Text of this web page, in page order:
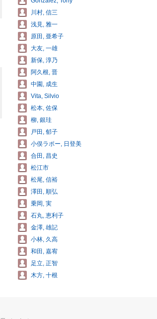
川村, 信三
浅見, 雅一
原田, 亜希子
大友, 一雄
新保, 淳乃
阿久根, 晋
中園, 成生
Vita, Silvio
松本, 佐保
柳, 銀珪
戸田, 郁子
小俣ラポー, 日登美
合田, 昌史
松江市
松尾, 信裕
澤田, 順弘
乗岡, 実
石丸, 恵利子
金澤, 雄記
小林, 久高
和田, 嘉宥
足立, 正智
木方, 十根